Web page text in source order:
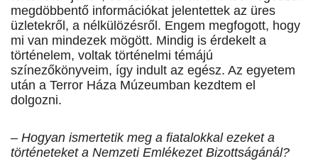
megdöbbentő információkat jelentettek az üres
üzletekről, a nélkülözésről. En­gem megfogott, hogy
mi van mindezek mögött. Mindig is érdekelt a
történelem, voltak történelmi témájú
színezőkönyveim, így indult az egész. Az egyetem
után a Terror Háza Múzeumban kezdtem el
dolgozni.
– Hogyan ismertetik meg a fiatalokkal ezeket a
történeteket a Nemzeti Emlékezet Bizottságánál?